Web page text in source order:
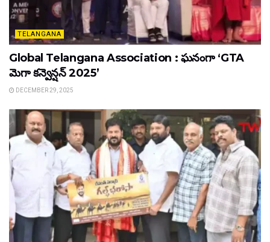
TELANGANA
Global Telangana Association : ఘనంగా ‘GTA
మెగా కన్వెన్షన్ 2025’
DECEMBER 29, 2025